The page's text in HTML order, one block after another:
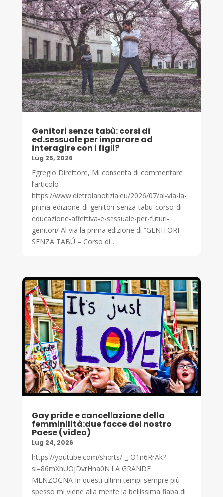
Genitori senza tabù: corsi di
ed.sessuale per imparare ad
interagire con i figli?
Lug 25, 2026
Egregio Direttore, Mi consenta di commentare
l’articolo
https://www.dietrolanotizia.eu/2026/07/al-via-la-
prima-edizione-di-genitori-senza-tabu-corso-di-
educazione-affettiva-e-sessuale-per-futuri-
genitori/ Al via la prima edizione di “GENITORI
SENZA TABÚ – Corso di...
Gay pride e cancellazione della
femminilità:due facce del nostro
Paese (video)
Lug 24, 2026
https://youtube.com/shorts/-_-O1n6RrAk?
si=86mXhUOjDvrHna0N LA GRANDE
MENZOGNA In questi ultimi tempi sempre più
spesso mi viene alla mente la bellissima fiaba di